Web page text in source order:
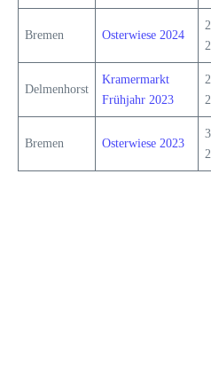
Bremen Osterwiese 2024
Delmenhorst
Kramermarkt
Frühjahr 2023
Bremen Osterwiese 2023